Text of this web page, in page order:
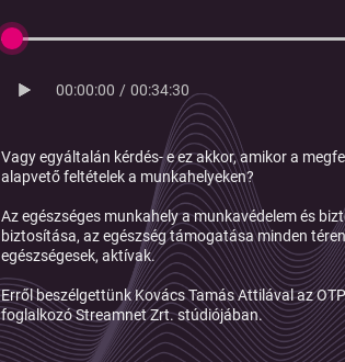
00:00:00 / 00:34:30
Vagy egyáltalán kérdés- e ez akkor, amikor a
alapvető feltételek a munkahelyeken?
Az egészséges munkahely a munkavédelem és
biztosítása, az egészség támogatása minden
egészségesek, aktívak.
Erről beszélgettünk Kovács Tamás Attilával az
foglalkozó Streamnet Zrt. stúdiójában.